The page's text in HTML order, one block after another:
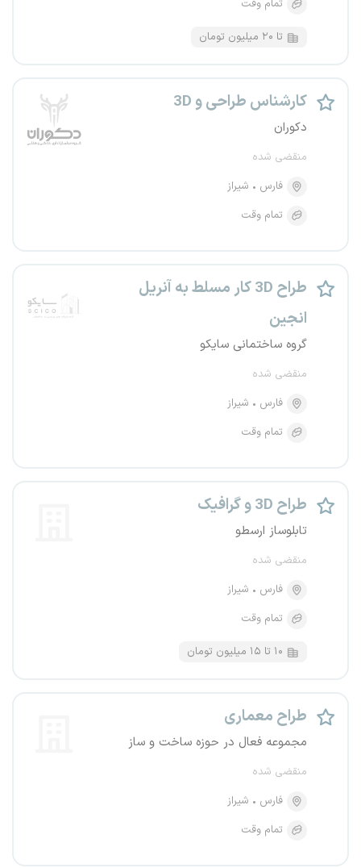
تمام وقت
تا ۲۰ میلیون تومان
کارشناس طراحی و 3D
دکوران
منقضی شده
فارس
شیراز
تمام وقت
طراح 3D کار مسلط به آنریل
انجین
گروه ساختمانی سایکو
منقضی شده
فارس
شیراز
تمام وقت
طراح 3D و گرافیک
تابلوساز ارسطو
منقضی شده
فارس
شیراز
تمام وقت
۱۰ تا ۱۵ میلیون تومان
طراح معماری
مجموعه فعال در حوزه ساخت و ساز
منقضی شده
فارس
شیراز
تمام وقت